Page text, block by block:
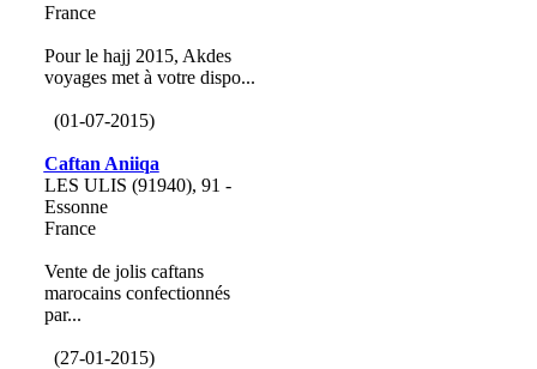
France
Pour le hajj 2015, Akdes
voyages met à votre dispo...
(01-07-2015)
Caftan Aniiqa
LES ULIS (91940), 91 -
Essonne
France
Vente de jolis caftans
marocains confectionnés
par...
(27-01-2015)